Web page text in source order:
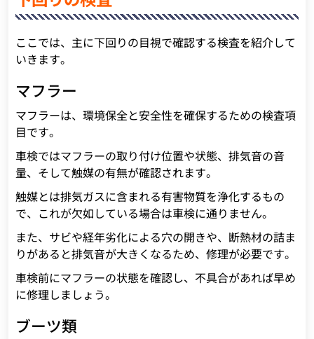
ここでは、主に下回りの目視で確認する検査を紹介して
いきます。
マフラー
マフラーは、環境保全と安全性を確保するための検査項
目です。
車検ではマフラーの取り付け位置や状態、排気音の音
量、そして触媒の有無が確認されます。
触媒とは排気ガスに含まれる有害物質を浄化するもの
で、これが欠如している場合は車検に通りません。
また、サビや経年劣化による穴の開きや、断熱材の詰ま
りがあると排気音が大きくなるため、修理が必要です。
車検前にマフラーの状態を確認し、不具合があれば早め
に修理しましょう。
ブーツ類